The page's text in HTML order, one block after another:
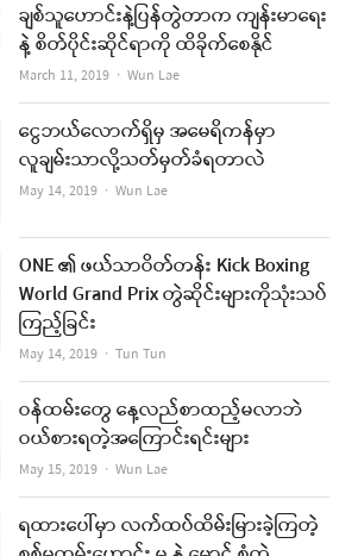
ချစ်သူဟောင်းနဲ့ပြန်တွဲတာက ကျန်းမာရေး
နဲ့ စိတ်ပိုင်းဆိုင်ရာကို ထိခိုက်စေနိုင်
March 11, 2019 Author
Wun Lae
ငွေဘယ်လောက်ရှိမှ အမေရိကန်မှာ
လူချမ်းသာလို့သတ်မှတ်ခံရတာလဲ
May 14, 2019 Author
Wun Lae
ONE ၏ ဖယ်သာဝိတ်တန်း Kick Boxing
World Grand Prix တွဲဆိုင်းများကိုသုံးသပ်
ကြည့်ခြင်း
May 14, 2019 Author
Tun Tun
ဝန်ထမ်းတွေ နေ့လည်စာထည့်မလာဘဲ
ဝယ်စားရတဲ့အကြောင်းရင်းများ
May 15, 2019 Author
Wun Lae
ရထားပေါ်မှာ လက်ထပ်ထိမ်းမြားခဲ့ကြတဲ့